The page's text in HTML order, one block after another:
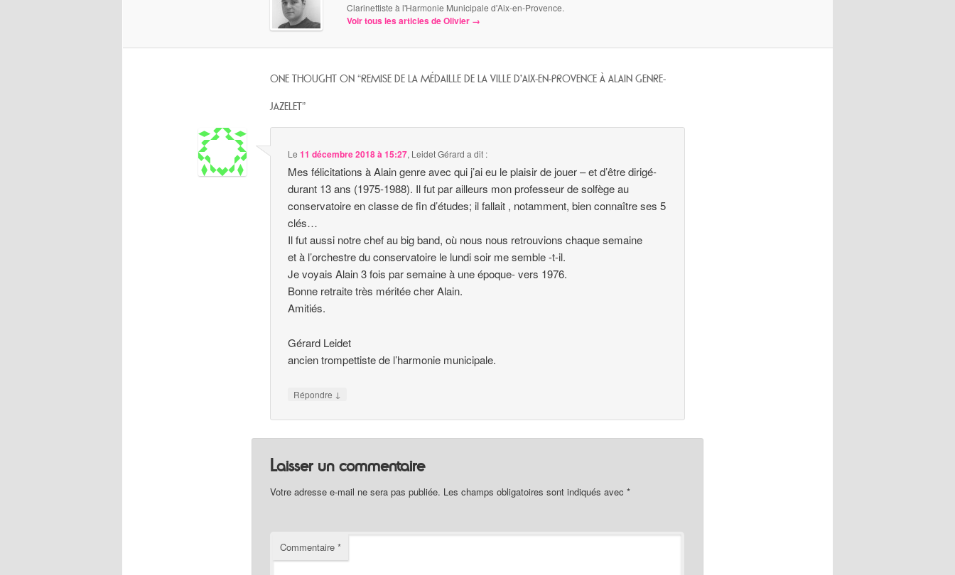
Clarinettiste à l'Harmonie Municipale d'Aix-en-Provence.
Voir tous les articles de Olivier →
ONE THOUGHT ON “REMISE DE LA MÉDAILLE DE LA VILLE D’AIX-EN-PROVENCE À ALAIN GENRE-
JAZELET ”
Le11 décembre 2018 à 15:27, Leidet Gérard a dit :
Mes félicitations à Alain genre avec qui j’ai eu le plaisir de jouer – et d’être dirigé-
durant 13 ans (1975-1988). Il fut par ailleurs mon professeur de solfège au
conservatoire en classe de fin d’études; il fallait , notamment, bien connaître ses 5
clés…
Il fut aussi notre chef au big band, où nous nous retrouvions chaque semaine
et à l’orchestre du conservatoire le lundi soir me semble -t-il.
Je voyais Alain 3 fois par semaine à une époque- vers 1976.
Bonne retraite très méritée cher Alain.
Amitiés.
Gérard Leidet
ancien trompettiste de l’harmonie municipale.
Répondre ↓
Laisser un commentaire
Votre adresse e-mail ne sera pas publiée. Les champs obligatoires sont indiqués avec *
Commentaire *